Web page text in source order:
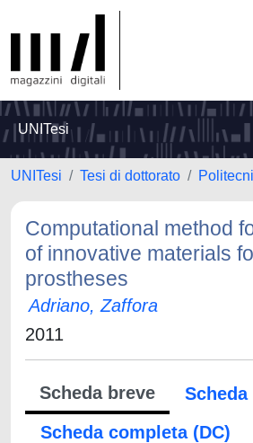
UNITesi
UNITesi Tesi di dottorato
Computational method
of innovative materials
prostheses
Adriano, Zaffora
2011
Scheda breve
Scheda completa (DC)